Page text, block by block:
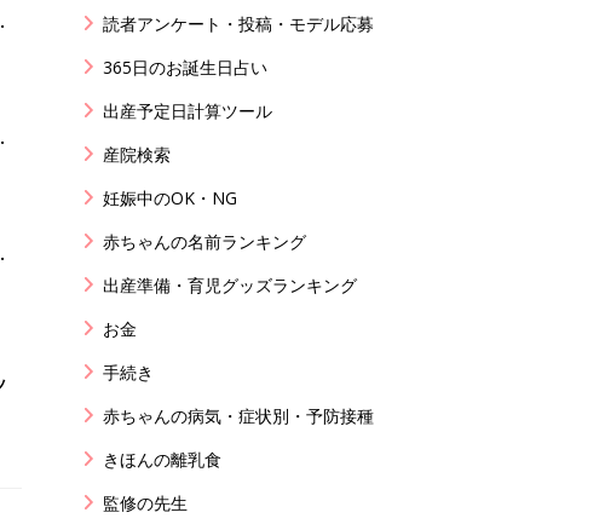
読者アンケート・投稿・モデル応募
365日のお誕生日占い
出産予定日計算ツール
産院検索
妊娠中のOK・NG
赤ちゃんの名前ランキング
出産準備・育児グッズランキング
お金
手続き
赤ちゃんの病気・症状別・予防接種
きほんの離乳食
監修の先生